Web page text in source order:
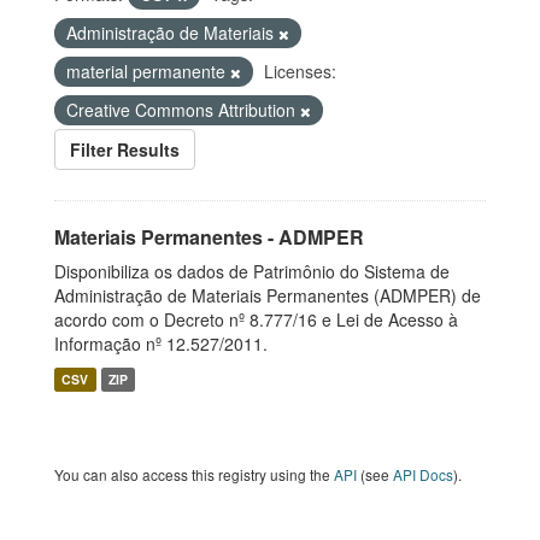
Administração de Materiais
material permanente
Licenses:
Creative Commons Attribution
Filter Results
Materiais Permanentes - ADMPER
Disponibiliza os dados de Patrimônio do Sistema de
Administração de Materiais Permanentes (ADMPER) de
acordo com o Decreto nº 8.777/16 e Lei de Acesso à
Informação nº 12.527/2011.
CSV ZIP
You can also access this registry using the API (see API Docs).